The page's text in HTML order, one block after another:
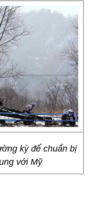
kỳ để chuẩn bị
với Mỹ